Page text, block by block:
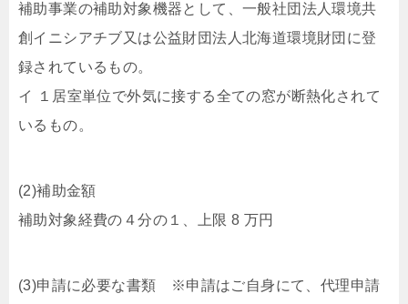
補助事業の補助対象機器として、一般社団法人環境共
創イニシアチブ又は公益財団法人北海道環境財団に登
録されているもの。
イ １居室単位で外気に接する全ての窓が断熱化されて
いるもの。
(2)補助金額
補助対象経費の４分の１、上限 8 万円
(3)申請に必要な書類 ※申請はご自身にて、代理申請